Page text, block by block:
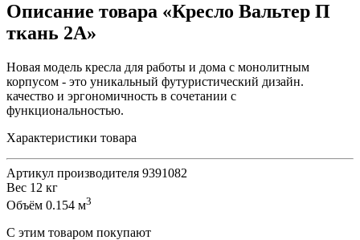
Описание товара «Кресло Вальтер П
ткань 2А»
Новая модель кресла для работы и дома с монолитным
корпусом - это уникальный футуристический дизайн.
качество и эргономичность в сочетании с
функциональностью.
Характеристики товара
Артикул производителя 9391082
Вес 12 кг
Объём 0.154 м3
С этим товаром покупают